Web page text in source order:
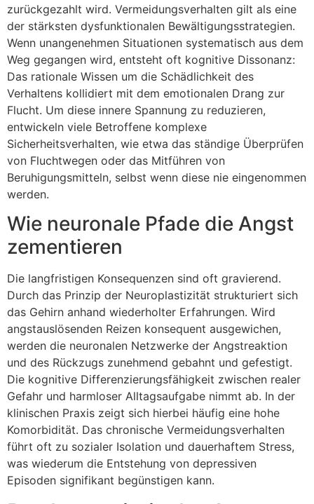
zurückgezahlt wird. Vermeidungsverhalten gilt als eine
der stärksten dysfunktionalen Bewältigungsstrategien.
Wenn unangenehmen Situationen systematisch aus dem
Weg gegangen wird, entsteht oft kognitive Dissonanz:
Das rationale Wissen um die Schädlichkeit des
Verhaltens kollidiert mit dem emotionalen Drang zur
Flucht. Um diese innere Spannung zu reduzieren,
entwickeln viele Betroffene komplexe
Sicherheitsverhalten, wie etwa das ständige Überprüfen
von Fluchtwegen oder das Mitführen von
Beruhigungsmitteln, selbst wenn diese nie eingenommen
werden.
Wie neuronale Pfade die Angst
zementieren
Die langfristigen Konsequenzen sind oft gravierend.
Durch das Prinzip der Neuroplastizität strukturiert sich
das Gehirn anhand wiederholter Erfahrungen. Wird
angstauslösenden Reizen konsequent ausgewichen,
werden die neuronalen Netzwerke der Angstreaktion
und des Rückzugs zunehmend gebahnt und gefestigt.
Die kognitive Differenzierungsfähigkeit zwischen realer
Gefahr und harmloser Alltagsaufgabe nimmt ab. In der
klinischen Praxis zeigt sich hierbei häufig eine hohe
Komorbidität. Das chronische Vermeidungsverhalten
führt oft zu sozialer Isolation und dauerhaftem Stress,
was wiederum die Entstehung von depressiven
Episoden signifikant begünstigen kann.